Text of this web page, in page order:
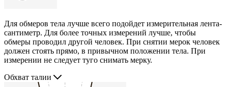
Для обмеров тела лучше всего подойдет измерительная лента-
сантиметр. Для более точных измерений лучше, чтобы
обмеры проводил другой человек. При снятии мерок человек
должен стоять прямо, в привычном положении тела. При
измерении не следует туго снимать мерку.
Обхват талии